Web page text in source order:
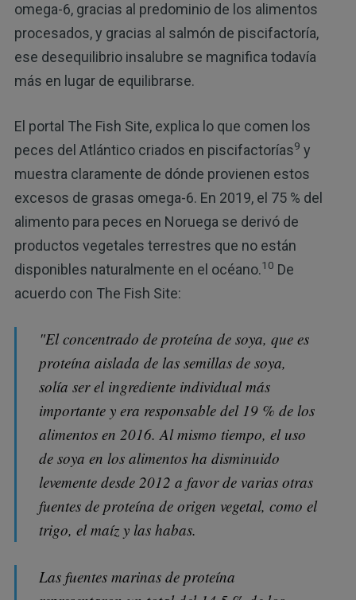
omega-6, gracias al predominio de los alimentos
procesados, y gracias al salmón de piscifactoría,
ese desequilibrio insalubre se magnifica todavía
más en lugar de equilibrarse.
El portal The Fish Site, explica lo que comen los
peces del Atlántico criados en piscifactorías9 y
muestra claramente de dónde provienen estos
excesos de grasas omega-6. En 2019, el 75 % del
alimento para peces en Noruega se derivó de
productos vegetales terrestres que no están
disponibles naturalmente en el océano.10 De
acuerdo con The Fish Site:
"El concentrado de proteína de soya, que es
proteína aislada de las semillas de soya,
solía ser el ingrediente individual más
importante y era responsable del 19 % de los
alimentos en 2016. Al mismo tiempo, el uso
de soya en los alimentos ha disminuido
levemente desde 2012 a favor de varias otras
fuentes de proteína de origen vegetal, como el
trigo, el maíz y las habas.
Las fuentes marinas de proteína